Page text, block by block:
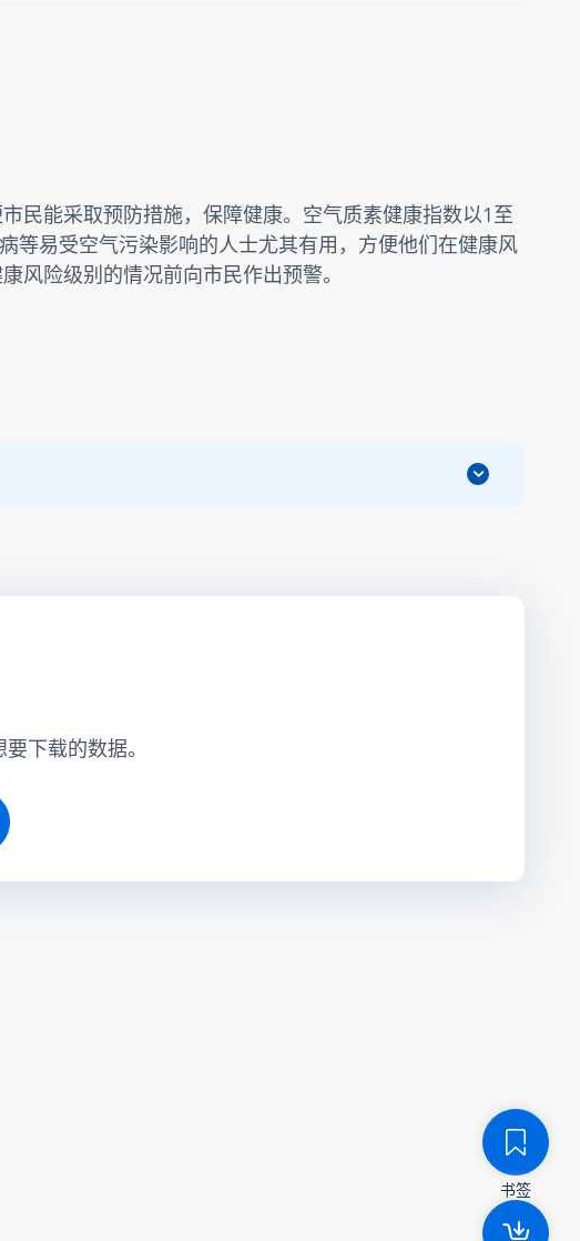
民能采取预防措施，保障健康。空气质素健康指数以1至
等易受空气污染影响的人士尤其有用，方便他们在健康风
风险级别的情况前向市民作出预警。
下载的数据。
书签